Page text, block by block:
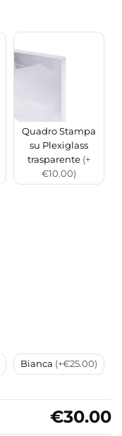
Quadro Stampa
su Plexiglass
trasparente (+
€10.00)
Bianca (+€25.00)
€30.00